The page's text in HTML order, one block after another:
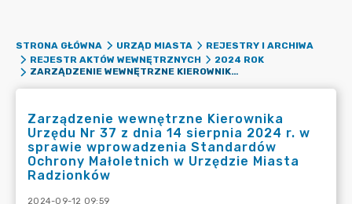
STRONA GŁÓWNA URZĄD MIASTA
REJESTRY I ARCHIWA
REJESTR AKTÓW WEWNĘTRZNYCH
2024 ROK
ZARZĄDZENIE WEWNĘTRZNE KIEROWNIKA URZĘDU NR 37 Z DNIA 14 SIERPNIA 2024 R. W SPRAWIE WPROWADZENIA STANDARDÓW OCHRONY MAŁOLETNICH W URZĘDZIE MIASTA RADZIONKÓW
Zarządzenie wewnętrzne Kierownika
Urzędu Nr 37 z dnia 14 sierpnia 2024 r. w
sprawie wprowadzenia Standardów
Ochrony Małoletnich w Urzędzie Miasta
Radzionków
2024-09-12 09:59